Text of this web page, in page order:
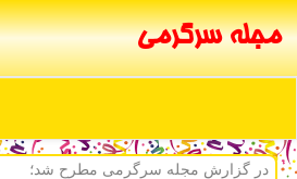
مجله سرگرمی
در گزارش مجله سرگرمی مطرح شد؛